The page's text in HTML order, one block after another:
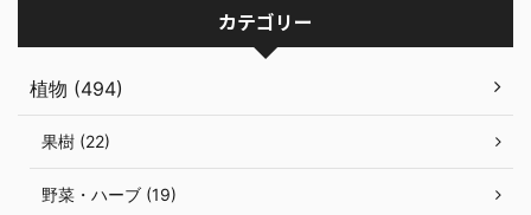
カテゴリー
植物 (494)
果樹 (22)
野菜・ハーブ (19)